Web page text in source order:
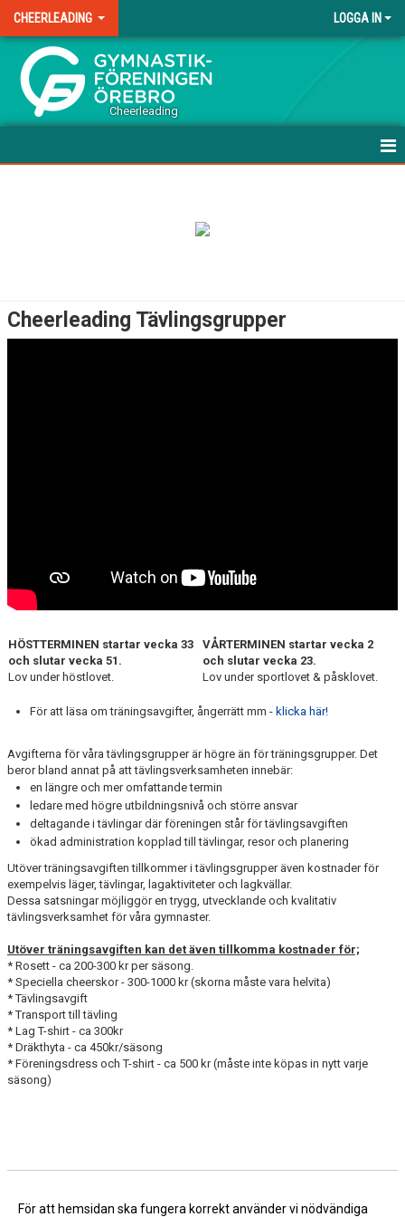
CHEERLEADING LOGGA IN
.
Cheerleading
MINIOR LEVEL 1 - MOON
TRÄNINGSAVGIFTER
LAGFÖRÄLDER
ANMÄL DIG HÄR!
Cheerleading Tävlingsgrupper
HÖSTTERMINEN startar vecka 33
och slutar vecka 51.
Lov under höstlovet.
VÅRTERMINEN startar vecka 2
och slutar vecka 23.
Lov under sportlovet & påsklovet.
För att läsa om träningsavgifter, ångerrätt mm - klicka här!
Avgifterna för våra tävlingsgrupper är högre än för träningsgrupper. Det
beror bland annat på att tävlingsverksamheten innebär:
en längre och mer omfattande termin
ledare med högre utbildningsnivå och större ansvar
deltagande i tävlingar där föreningen står för tävlingsavgiften
ökad administration kopplad till tävlingar, resor och planering
Utöver träningsavgiften tillkommer i tävlingsgrupper även kostnader för
exempelvis läger, tävlingar, lagaktiviteter och lagkvällar.
Dessa satsningar möjliggör en trygg, utvecklande och kvalitativ
tävlingsverksamhet för våra gymnaster.
Utöver träningsavgiften kan det även tillkomma kostnader för;
* Rosett - ca 200-300 kr per säsong.
* Speciella cheerskor - 300-1000 kr (skorna måste vara helvita)
* Tävlingsavgift
* Transport till tävling
* Lag T-shirt - ca 300kr
* Dräkthyta - ca 450kr/säsong
* Föreningsdress och T-shirt - ca 500 kr (måste inte köpas in nytt varje
säsong)
För att hemsidan ska fungera korrekt använder vi nödvändiga